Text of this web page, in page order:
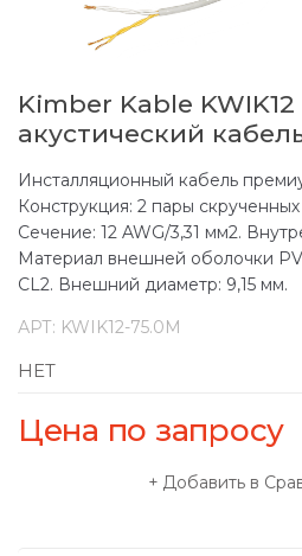
Kimber Kable KWIK12
акустический
Инсталляционный кабель
Конструкция: 2 пары
Сечение: 12 AWG/3,31 мм2.
Материал внешней оболочки
CL2. Внешний диаметр: 9,15 мм.
АРТ: KWIK12-75.0M
НЕТ
Цена по запросу
Добавить в